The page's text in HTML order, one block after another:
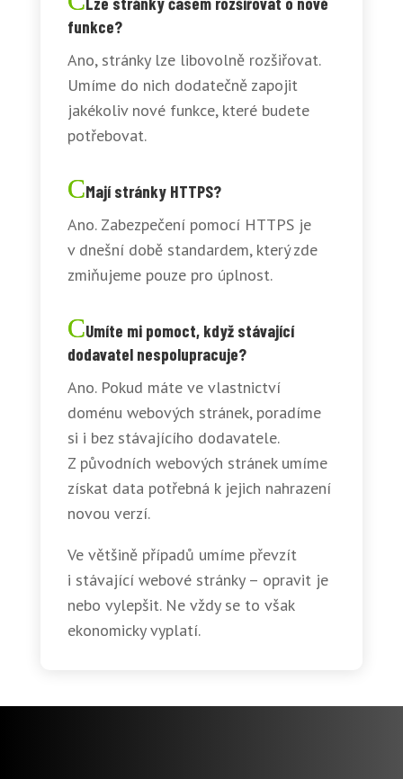
funkce?
Ano, stránky lze libovolně rozšiřovat.
Umíme do nich dodatečně zapojit
jakékoliv nové funkce, které budete
potřebovat.
Mají stránky HTTPS?
Ano. Zabezpečení pomocí HTTPS je
v dnešní době standardem, který zde
zmiňujeme pouze pro úplnost.
Umíte mi pomoct, když stávající
dodavatel nespolupracuje?
Ano. Pokud máte ve vlastnictví
doménu webových stránek, poradíme
si i bez stávajícího dodavatele.
Z původních webových stránek umíme
získat data potřebná k jejich nahrazení
novou verzí.
Ve většině případů umíme převzít
i stávající webové stránky – opravit je
nebo vylepšit. Ne vždy se to však
ekonomicky vyplatí.